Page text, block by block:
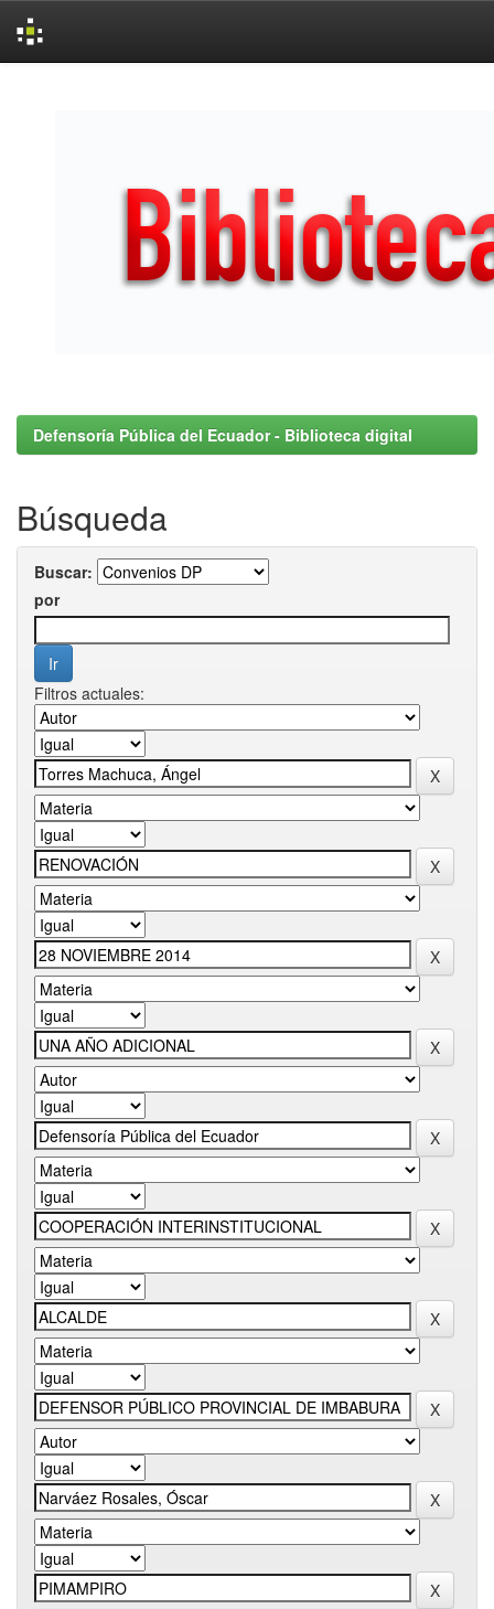
Defensoría Pública del Ecuador - Biblioteca digital
Búsqueda
Buscar:
por
Filtros actuales: